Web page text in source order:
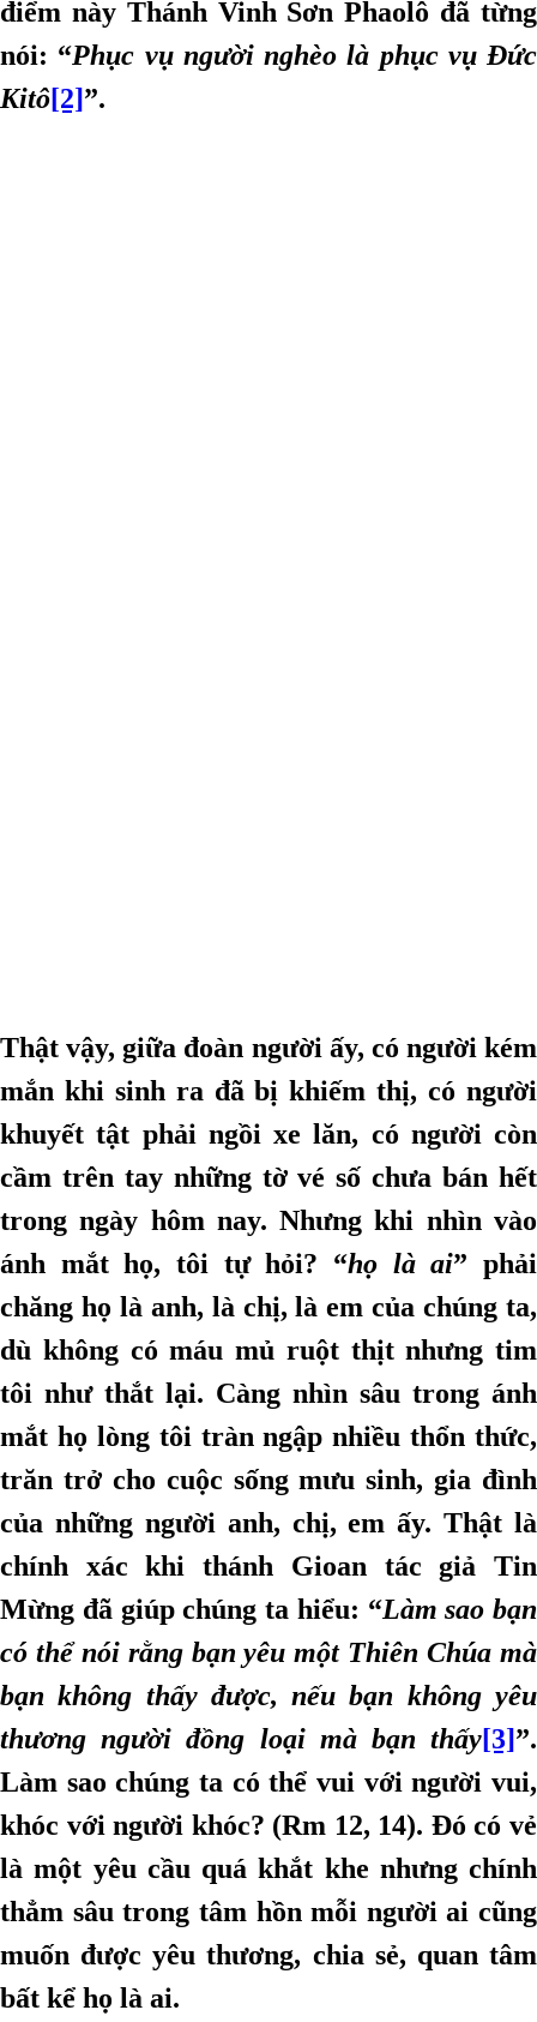
điểm này Thánh Vinh Sơn Phaolô đã từng
nói: “Phục vụ người nghèo là phục vụ Đức
Kitô[2]”.
Thật vậy, giữa đoàn người ấy, có người kém
mắn khi sinh ra đã bị khiếm thị, có người
khuyết tật phải ngồi xe lăn, có người còn
cầm trên tay những tờ vé số chưa bán hết
trong ngày hôm nay. Nhưng khi nhìn vào
ánh mắt họ, tôi tự hỏi? “họ là ai” phải
chăng họ là anh, là chị, là em của chúng ta,
dù không có máu mủ ruột thịt nhưng tim
tôi như thắt lại. Càng nhìn sâu trong ánh
mắt họ lòng tôi tràn ngập nhiều thổn thức,
trăn trở cho cuộc sống mưu sinh, gia đình
của những người anh, chị, em ấy. Thật là
chính xác khi thánh Gioan tác giả Tin
Mừng đã giúp chúng ta hiểu: “Làm sao bạn
có thể nói rằng bạn yêu một Thiên Chúa mà
bạn không thấy được, nếu bạn không yêu
thương người đồng loại mà bạn thấy[3]”.
Làm sao chúng ta có thể vui với người vui,
khóc với người khóc? (Rm 12, 14). Đó có vẻ
là một yêu cầu quá khắt khe nhưng chính
thẳm sâu trong tâm hồn mỗi người ai cũng
muốn được yêu thương, chia sẻ, quan tâm
bất kể họ là ai.